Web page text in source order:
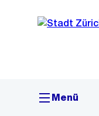
Navigation
Sprunglink
Menü